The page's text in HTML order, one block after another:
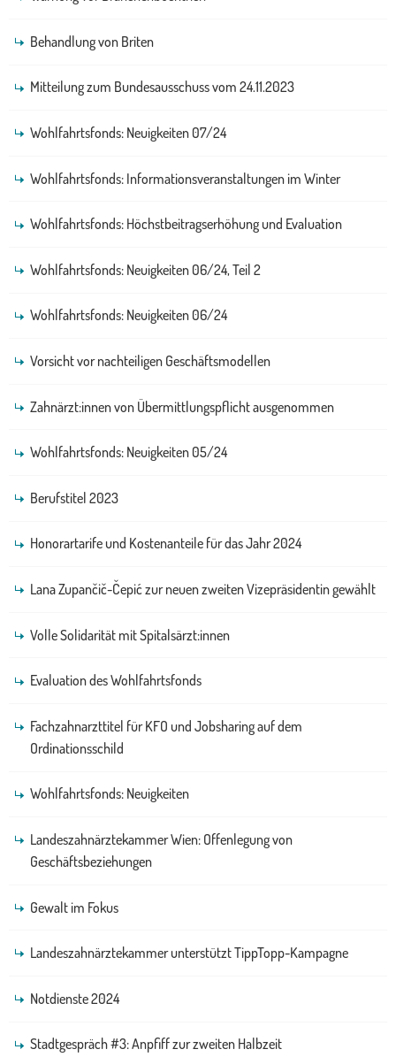
Behandlung von Briten
Mitteilung zum Bundesausschuss vom 24.11.2023
Wohlfahrtsfonds: Neuigkeiten 07/24
Wohlfahrtsfonds: Informationsveranstaltungen im Winter
Wohlfahrtsfonds: Höchstbeitragserhöhung und Evaluation
Wohlfahrtsfonds: Neuigkeiten 06/24, Teil 2
Wohlfahrtsfonds: Neuigkeiten 06/24
Vorsicht vor nachteiligen Geschäftsmodellen
Zahnärzt:innen von Übermittlungspflicht ausgenommen
Wohlfahrtsfonds: Neuigkeiten 05/24
Berufstitel 2023
Honorartarife und Kostenanteile für das Jahr 2024
Lana Zupančič-Čepić zur neuen zweiten Vizepräsidentin gewählt
Volle Solidarität mit Spitalsärzt:innen
Evaluation des Wohlfahrtsfonds
Fachzahnarzttitel für KFO und Jobsharing auf dem
Ordinationsschild
Wohlfahrtsfonds: Neuigkeiten
Landeszahnärztekammer Wien: Offenlegung von
Geschäftsbeziehungen
Gewalt im Fokus
Landeszahnärztekammer unterstützt TippTopp-Kampagne
Notdienste 2024
Stadtgespräch #3: Anpfiff zur zweiten Halbzeit